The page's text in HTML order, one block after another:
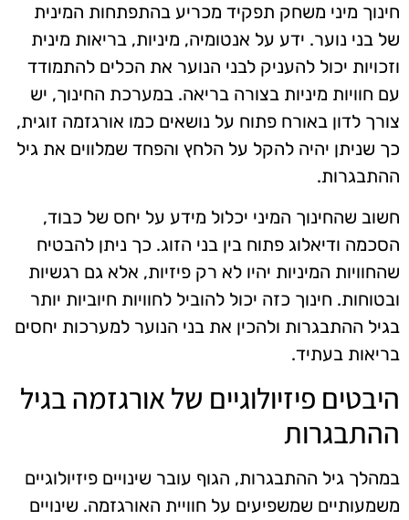
חינוך מיני משחק תפקיד מכריע בהתפתחות המינית
של בני נוער. ידע על אנטומיה, מיניות, בריאות מינית
וזכויות יכול להעניק לבני הנוער את הכלים להתמודד
עם חוויות מיניות בצורה בריאה. במערכת החינוך, יש
צורך לדון באורח פתוח על נושאים כמו אורגזמה זוגית,
כך שניתן יהיה להקל על הלחץ והפחד שמלווים את גיל
ההתבגרות.
חשוב שהחינוך המיני יכלול מידע על יחס של כבוד,
הסכמה ודיאלוג פתוח בין בני הזוג. כך ניתן להבטיח
שהחוויות המיניות יהיו לא רק פיזיות, אלא גם רגשיות
ובטוחות. חינוך כזה יכול להוביל לחוויות חיוביות יותר
בגיל ההתבגרות ולהכין את בני הנוער למערכות יחסים
בריאות בעתיד.
היבטים פיזיולוגיים של אורגזמה בגיל
ההתבגרות
במהלך גיל ההתבגרות, הגוף עובר שינויים פיזיולוגיים
משמעותיים שמשפיעים על חוויית האורגזמה. שינויים